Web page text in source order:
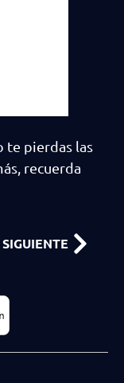
te pierdas las
recuerda
SIGUIENTE